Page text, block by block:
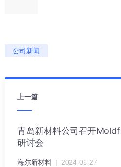
公司新闻
上一篇
青岛新材料公司召开
研讨会
海尔新材料 | 2024-05-27